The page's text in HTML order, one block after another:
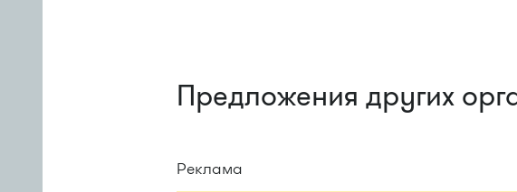
Предложения других
Реклама